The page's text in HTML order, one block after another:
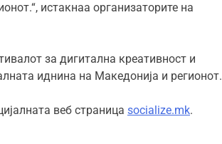
истакнаа организаторите на
за дигитална креативност и
иднина на Македонија и регионот.
веб страница socialize.mk.